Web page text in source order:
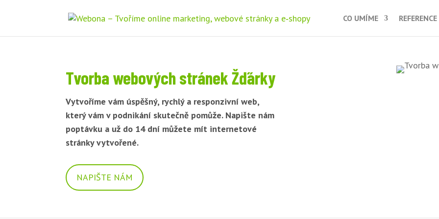
CO UMÍME REFERENCE
Tvorba webových stránek Žďárky
Vytvoříme vám úspěšný, rychlý a responzivní web,
který vám v podnikání skutečně pomůže. Napište nám
poptávku a už do 14 dní můžete mít internetové
stránky vytvořené.
NAPIŠTE NÁM